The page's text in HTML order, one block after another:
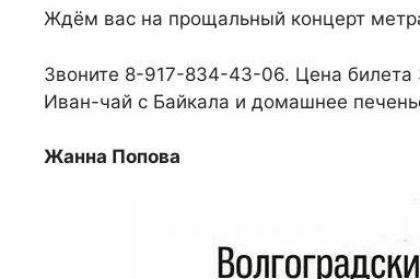
Ждём вас на прощальный концерт
Звоните 8-917-834-43-06. Цена билета
Иван-чай с Байкала и домашнее
Жанна Попова